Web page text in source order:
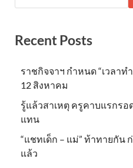
Recent Posts
ราชกิจจาฯ กำหนด “เวลา
12 สิงหาคม
รู้แล้วสาเหตุ ครูคาบแรกร
แทน
“แชทเด็ก – แม่” ท้าทายกัน
แล้ว